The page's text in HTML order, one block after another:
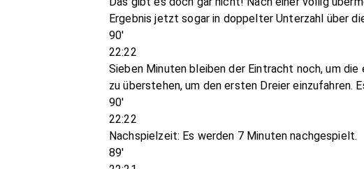
Ergebnis jetzt sogar in doppelter Unterzahl über
90'
22:22
Sieben Minuten bleiben der Eintracht noch, um
zu überstehen, um den ersten Dreier einzufahren.
90'
22:22
Nachspielzeit: Es werden 7 Minuten nachgespielt.
89'